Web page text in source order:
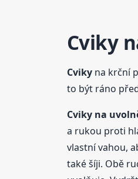
Cviky
Cvikyna krční
to být ráno
Cvikyna
a rukou proti
vlastní vahou,
také šíji. Obě